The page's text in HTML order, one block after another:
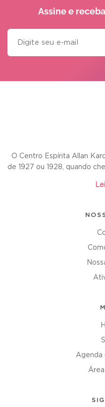
Assine e receba
O Centro Espírita Allan
de 1927 ou 1928, quando
Agenda